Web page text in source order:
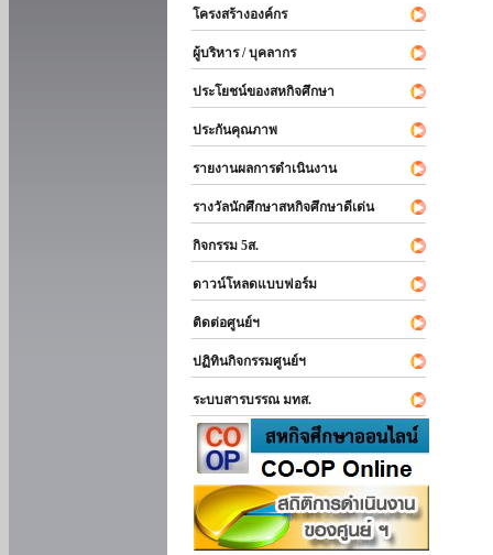
โครงสร้างองค์กร
ผู้บริหาร / บุคลากร
ประโยชน์ของสหกิจศึกษา
ประกันคุณภาพ
รายงานผลการดำเนินงาน
รางวัลนักศึกษาสหกิจศึกษาดีเด่น
กิจกรรม 5ส.
ดาวน์โหลดแบบฟอร์ม
ติดต่อศูนย์ฯ
ปฏิทินกิจกรรมศูนย์ฯ
ระบบสารบรรณ มทส.